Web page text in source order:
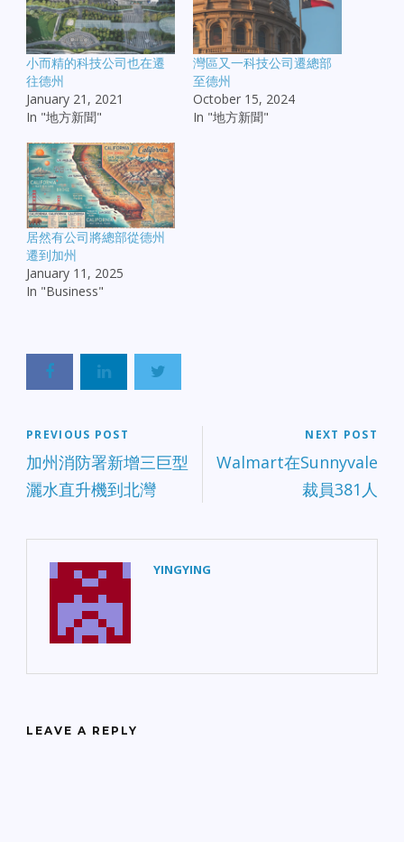
小而精的科技公司也在遷
往德州
January 21, 2021
In "地方新聞"
灣區又一科技公司遷總部
至德州
October 15, 2024
In "地方新聞"
居然有公司將總部從德州
遷到加州
January 11, 2025
In "Business"
PREVIOUS POST
加州消防署新增三巨型
灑水直升機到北灣
NEXT POST
Walmart在Sunnyvale
裁員381人
YINGYING
LEAVE A REPLY